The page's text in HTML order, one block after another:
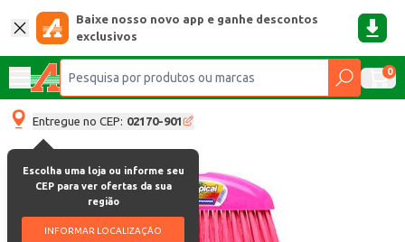
Baixe nosso novo app e ganhe descontos
exclusivos
0
Entregue no CEP: 02170-901
Escolha uma loja ou informe seu
CEP para ver ofertas da sua
região
INFORMAR LOCALIZAÇÃO